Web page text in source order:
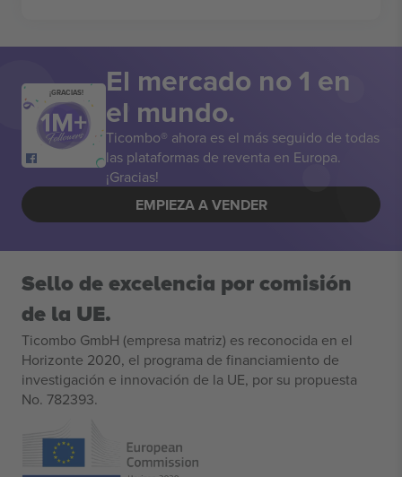
¡GRACIAS! El mercado no 1 en
el mundo.
Ticombo® ahora es el más seguido de todas
las plataformas de reventa en Europa.
¡Gracias!
EMPIEZA A VENDER
Sello de excelencia por comisión
de la UE.
Ticombo GmbH (empresa matriz) es reconocida en el
Horizonte 2020, el programa de financiamiento de
investigación e innovación de la UE, por su propuesta
No. 782393.